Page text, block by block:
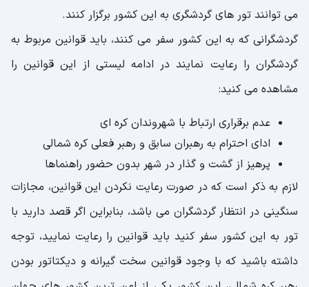
می توانند تور های گردشگری به این کشور برگزار کنند.
گردشگرانی که به این کشور سفر می کنند، باید قوانین مربوط به
گردشگران را رعایت نمایند در ادامه لیستی از این قوانین را
مشاهده می کنید:
عدم برقراری ارتباط با شهروندان کره ای
ادای احترام به رهبران سابق و رهبر فعلی کره شمالی
پرهیز از گشت و گذار در شهر بدون حضور راهنماها
لازم به ذکر است که در صورت رعایت نکردن این قوانین، مجازات
سنگینی در انتظار گردشگران می باشد، بنابراین اگر قصد دارید با
تور به این کشور سفر کنید باید قوانین را رعایت نمایید، توجه
داشته باشید که با وجود قوانین سخت گیرانه و دیکتاتور بودن